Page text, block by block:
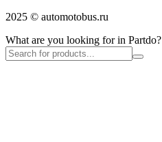
2025 © automotobus.ru
What are you looking for in Partdo?